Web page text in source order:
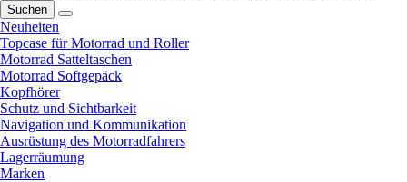
Suchen
Neuheiten
Topcase für Motorrad und Roller
Motorrad Satteltaschen
Motorrad Softgepäck
Kopfhörer
Schutz und Sichtbarkeit
Navigation und Kommunikation
Ausrüstung des Motorradfahrers
Lagerräumung
Marken